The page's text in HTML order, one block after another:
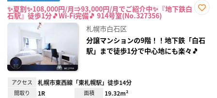
✨夏割✨108,000円/月⇒93,000円/月でご紹介中✨『地下鉄白
石駅』徒歩1分🎵Wi-Fi完備🎵 914号室(No.327356)
録
札幌市白石区
分譲マンションの9階！！地下鉄「白石
駅」まで徒歩1分で中心地にも楽々🎵
アクセス 札幌市東西線「東札幌駅」徒歩14分
間取り 1R 面積 19.32m²